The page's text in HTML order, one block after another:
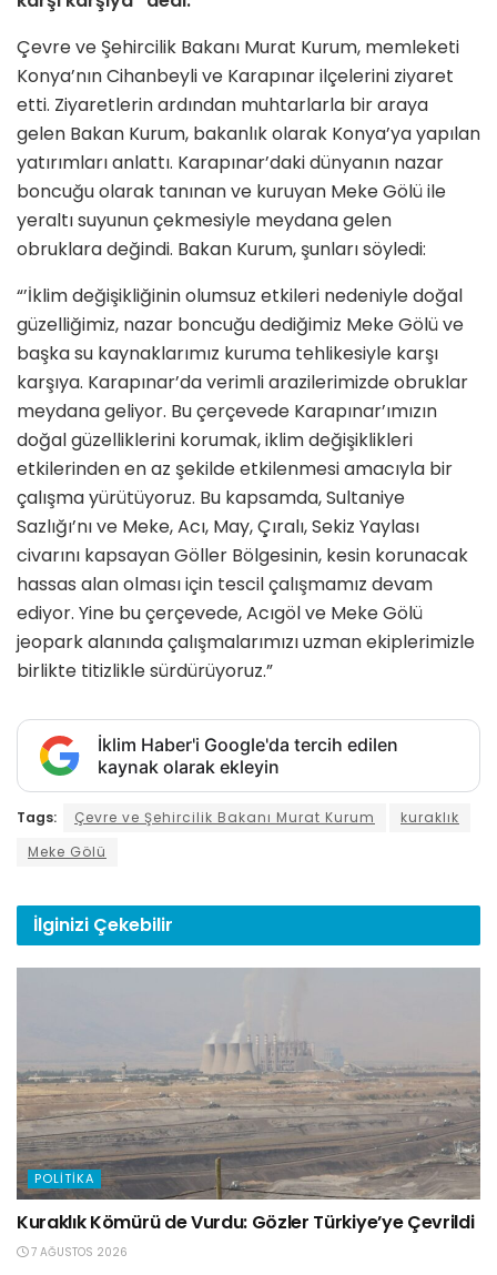
Çevre ve Şehircilik Bakanı Murat Kurum, memleketi
Konya’nın Cihanbeyli ve Karapınar ilçelerini ziyaret
etti. Ziyaretlerin ardından muhtarlarla bir araya
gelen Bakan Kurum, bakanlık olarak Konya’ya yapılan
yatırımları anlattı. Karapınar’daki dünyanın nazar
boncuğu olarak tanınan ve kuruyan Meke Gölü ile
yeraltı suyunun çekmesiyle meydana gelen
obruklara değindi. Bakan Kurum, şunları söyledi:
“’İklim değişikliğinin olumsuz etkileri nedeniyle doğal
güzelliğimiz, nazar boncuğu dediğimiz Meke Gölü ve
başka su kaynaklarımız kuruma tehlikesiyle karşı
karşıya. Karapınar’da verimli arazilerimizde obruklar
meydana geliyor. Bu çerçevede Karapınar’ımızın
doğal güzelliklerini korumak, iklim değişiklikleri
etkilerinden en az şekilde etkilenmesi amacıyla bir
çalışma yürütüyoruz. Bu kapsamda, Sultaniye
Sazlığı’nı ve Meke, Acı, May, Çıralı, Sekiz Yaylası
civarını kapsayan Göller Bölgesinin, kesin korunacak
hassas alan olması için tescil çalışmamız devam
ediyor. Yine bu çerçevede, Acıgöl ve Meke Gölü
jeopark alanında çalışmalarımızı uzman ekiplerimizle
birlikte titizlikle sürdürüyoruz.”
İklim Haber'i Google'da tercih edilen
kaynak olarak ekleyin
Tags: Çevre ve Şehircilik Bakanı Murat Kurum
kuraklık
Meke Gölü
İlginizi Çekebilir
POLITIKA
Kuraklık Kömürü de Vurdu: Gözler Türkiye’ye Çevrildi
7 AĞUSTOS 2026